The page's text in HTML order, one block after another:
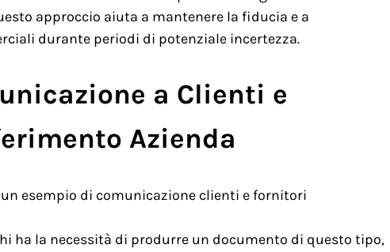
approccio aiuta a mantenere la fiducia e a
durante periodi di potenziale incertezza.
a Clienti e
Azienda
esempio di comunicazione clienti e fornitori
ha la necessità di produrre un documento di questo tipo,